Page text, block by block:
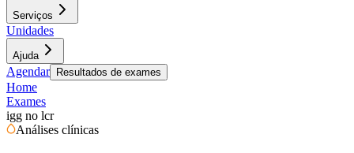
Serviços
Unidades
Ajuda
Agendar Resultados de exames
Home
Exames
igg no lcr
Análises clínicas